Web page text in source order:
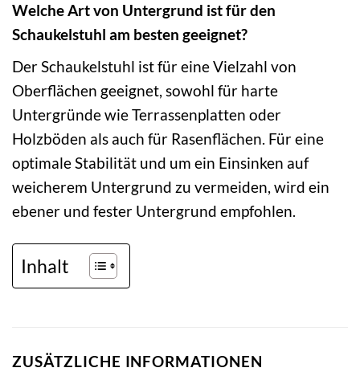
Welche Art von Untergrund ist für den
Schaukelstuhl am besten geeignet?
Der Schaukelstuhl ist für eine Vielzahl von
Oberflächen geeignet, sowohl für harte
Untergründe wie Terrassenplatten oder
Holzböden als auch für Rasenflächen. Für eine
optimale Stabilität und um ein Einsinken auf
weicherem Untergrund zu vermeiden, wird ein
ebener und fester Untergrund empfohlen.
Inhalt
ZUSÄTZLICHE INFORMATIONEN